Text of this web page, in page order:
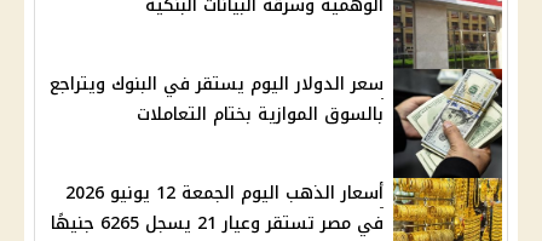
سعر الدولار اليوم يستقر في البنوك ويتراجع
بالسوق الموازية بختام التعاملات
أسعار الذهب اليوم الجمعة 12 يونيو 2026
في مصر تستقر وعيار 21 يسجل 6265 جنيهًا